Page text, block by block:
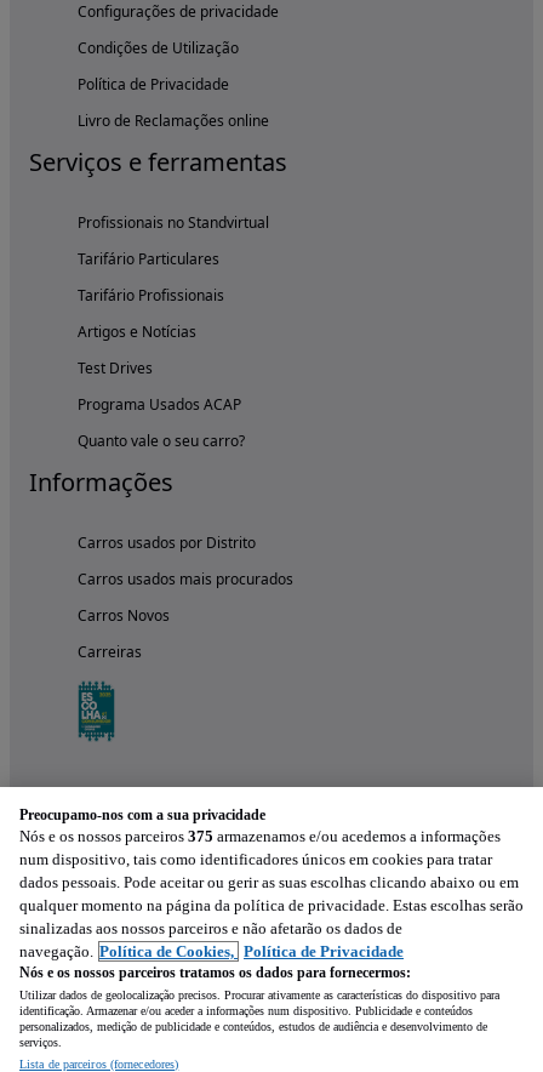
Configurações de privacidade
Condições de Utilização
Política de Privacidade
Livro de Reclamações online
Serviços e ferramentas
Profissionais no Standvirtual
Tarifário Particulares
Tarifário Profissionais
Artigos e Notícias
Test Drives
Programa Usados ACAP
Quanto vale o seu carro?
Informações
Carros usados por Distrito
Carros usados mais procurados
Carros Novos
Carreiras
Experimenta a aplicação
Preocupamo-nos com a sua privacidade
Nós e os nossos parceiros 375 armazenamos e/ou acedemos a informações
num dispositivo, tais como identificadores únicos em cookies para tratar
dados pessoais. Pode aceitar ou gerir as suas escolhas clicando abaixo ou em
qualquer momento na página da política de privacidade. Estas escolhas serão
sinalizadas aos nossos parceiros e não afetarão os dados de
navegação. Política de Cookies, Política de Privacidade
Nós e os nossos parceiros tratamos os dados para fornecermos:
Utilizar dados de geolocalização precisos. Procurar ativamente as características do dispositivo para
identificação. Armazenar e/ou aceder a informações num dispositivo. Publicidade e conteúdos
personalizados, medição de publicidade e conteúdos, estudos de audiência e desenvolvimento de
serviços.
Lista de parceiros (fornecedores)